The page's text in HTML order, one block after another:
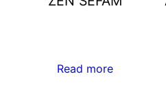
Read more